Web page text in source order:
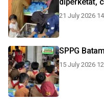
21 July 2026
SPPG
15 July 2026